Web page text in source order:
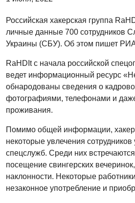
Российская хакерская группа
личные данные 700 сотрудников
Украины (СБУ). Об этом пишет
RaHDIt с начала российской
ведет информационный ресурс
обнародованы сведения о
фотографиями, телефонами и
проживания.
Помимо общей информации,
некоторые увлечения сотрудников
спецслужб. Среди них
посещение свингерских
наклонности. Некоторые
незаконное употребление и